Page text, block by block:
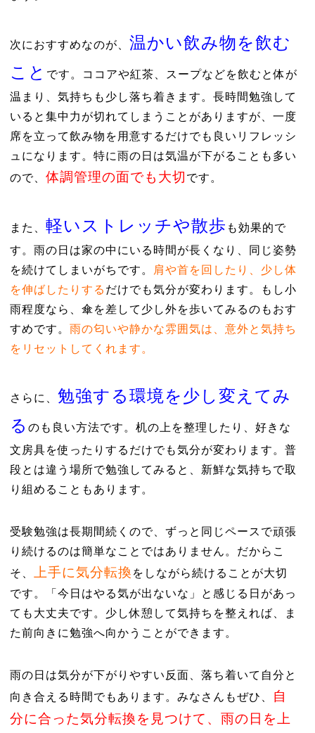
次におすすめなのが、 温かい飲み物を飲む
こと です。ココアや紅茶、スープなどを飲むと体が
温まり、気持ちも少し落ち着きます。長時間勉強して
いると集中力が切れてしまうことがありますが、一度
席を立って飲み物を用意するだけでも良いリフレッシ
ュになります。特に雨の日は気温が下がることも多い
ので、 体調管理の面でも大切 です。
また、 軽いストレッチや散歩 も効果的で
す。雨の日は家の中にいる時間が長くなり、同じ姿勢
を続けてしまいがちです。
肩や首を回したり、少し体
を伸ばしたりする だけでも気分が変わります。もし小
雨程度なら、傘を差して少し外を歩いてみるのもおす
すめです。 雨の匂いや静かな雰囲気は、意外と気持ち
をリセットしてくれます。
さらに、 勉強する環境を少し変えてみ
る のも良い方法です。机の上を整理したり、好きな
文房具を使ったりするだけでも気分が変わります。普
段とは違う場所で勉強してみると、新鮮な気持ちで取
り組めることもあります。
受験勉強は長期間続くので、ずっと同じペースで頑張
り続けるのは簡単なことではありません。だからこ
そ、
上手に気分転換 をしながら続けることが大切
です。「今日はやる気が出ないな」と感じる日があっ
ても大丈夫です。少し休憩して気持ちを整えれば、ま
た前向きに勉強へ向かうことができます。
雨の日は気分が下がりやすい反面、落ち着いて自分と
向き合える時間でもあります。みなさんもぜひ、
自
分に合った気分転換を見つけて、雨の日を上